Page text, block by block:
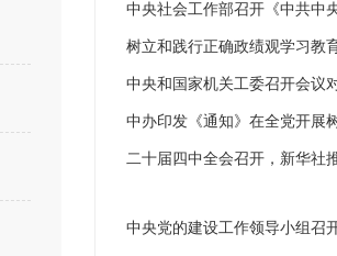
中央社会工作部召开《中共中
树立和践行正确政绩观学习教
中央和国家机关工委召开会议
中办印发《通知》在全党开展
二十届四中全会召开，新华社
中央党的建设工作领导小组召